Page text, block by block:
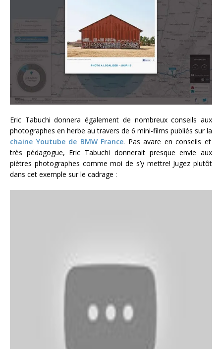
Eric Tabuchi donnera également de nombreux conseils aux
photographes en herbe au travers de 6 mini-films publiés sur la
chaine Youtube de BMW France. Pas avare en conseils et
très pédagogue, Eric Tabuchi donnerait presque envie aux
piètres photographes comme moi de s’y mettre! Jugez plutôt
dans cet exemple sur le cadrage :